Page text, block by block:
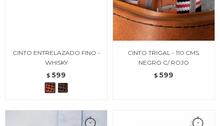
CINTO ENTRELAZADO FINO -
WHISKY
$ 599
CINTO TRIGAL - 110 CMS.
NEGRO C/ ROJO
$ 599